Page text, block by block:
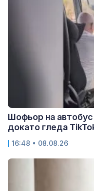
Шофьор на автобус
докато гледа
16:48 • 08.08.26